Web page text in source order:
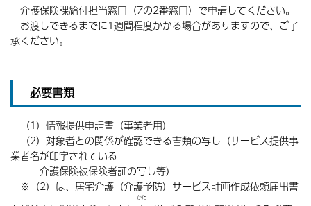
介護保険課給付担当窓口（7の2番窓口）で申請してください。
お渡しできるまでに1週間程度かかる場合がありますので、ご了
承ください。
必要書類
（1）情報提供申請書（事業者用）
（2）対象者との関係が確認できる書類の写し（サービス提供事
業者名が印字されている
介護保険被保険者証の写し等）
※（2）は、居宅介護（介護予防）サービス計画作成依頼届出書
かた